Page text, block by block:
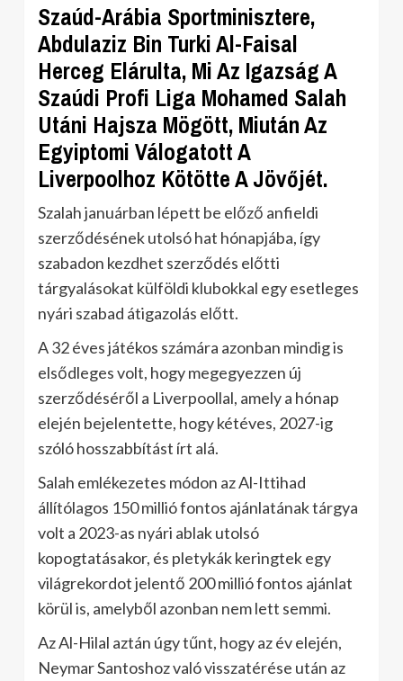
Szaúd-Arábia Sportminisztere,
Abdulaziz Bin Turki Al-Faisal
Herceg Elárulta, Mi Az Igazság A
Szaúdi Profi Liga Mohamed Salah
Utáni Hajsza Mögött, Miután Az
Egyiptomi Válogatott A
Liverpoolhoz Kötötte A Jövőjét.
Szalah januárban lépett be előző anfieldi
szerződésének utolsó hat hónapjába, így
szabadon kezdhet szerződés előtti
tárgyalásokat külföldi klubokkal egy esetleges
nyári szabad átigazolás előtt.
A 32 éves játékos számára azonban mindig is
elsődleges volt, hogy megegyezzen új
szerződéséről a Liverpoollal, amely a hónap
elején bejelentette, hogy kétéves, 2027-ig
szóló hosszabbítást írt alá.
Salah emlékezetes módon az Al-Ittihad
állítólagos 150 millió fontos ajánlatának tárgya
volt a 2023-as nyári ablak utolsó
kopogtatásakor, és pletykák keringtek egy
világrekordot jelentő 200 millió fontos ajánlat
körül is, amelyből azonban nem lett semmi.
Az Al-Hilal aztán úgy tűnt, hogy az év elején,
Neymar Santoshoz való visszatérése után az